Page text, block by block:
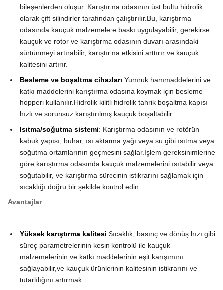
bileşenlerden oluşur. Karıştırma odasının üst bultu hidrolik
olarak çift silindirler tarafından çalıştırılır.Bu, karıştırma
odasında kauçuk malzemelere baskı uygulayabilir, gerekirse
kauçuk ve rotor ve karıştırma odasının duvarı arasındaki
sürtünmeyi artırabilir, karıştırma etkisini arttırır ve kauçuk
kalitesini artırır.
Besleme ve boşaltma cihazları:Yumruk hammaddelerini ve
katkı maddelerini karıştırma odasına koymak için besleme
hopperi kullanılır.Hidrolik kilitli hidrolik tahrik boşaltma kapısı
hızlı ve sorunsuz karıştırılmış kauçuk boşaltabilir.
Isıtma/soğutma sistemi: Karıştırma odasının ve rotörün
kabuk yapısı, buhar, ısı aktarma yağı veya su gibi ısıtma veya
soğutma ortamlarının geçmesini sağlar.İşlem gereksinimlerine
göre karıştırma odasında kauçuk malzemelerini ısıtabilir veya
soğutabilir, ve karıştırma sürecinin istikrarını sağlamak için
sıcaklığı doğru bir şekilde kontrol edin.
Avantajlar
Yüksek karıştırma kalitesi:Sıcaklık, basınç ve dönüş hızı gibi
süreç parametrelerinin kesin kontrolü ile kauçuk
malzemelerinin ve katkı maddelerinin eşit karışımını
sağlayabilir,ve kauçuk ürünlerinin kalitesinin istikrarını ve
tutarlılığını artırmak.